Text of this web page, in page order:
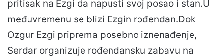
pritisak na Ezgi da napusti svoj posao i stan.U
međuvremenu se blizi Ezgin rođendan.Dok
Ozgur Ezgi priprema posebno iznenađenje,
Serdar organizuje rođendansku zabavu na